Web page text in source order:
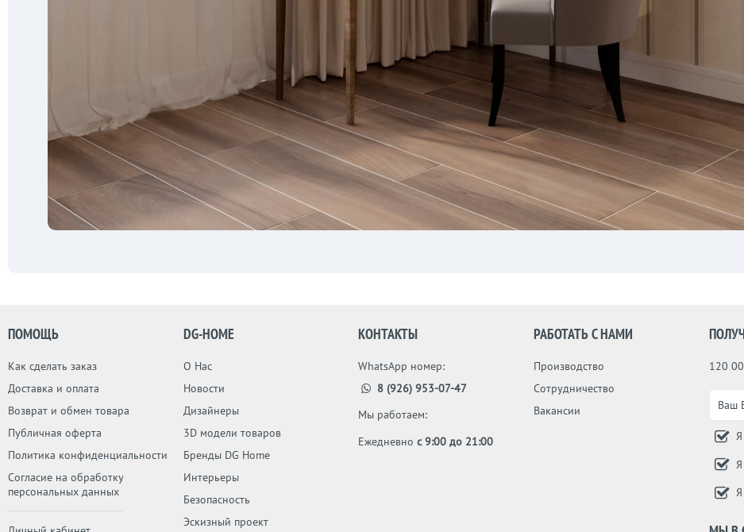
120
Я
Я
Я
ПОМОЩЬ
Как сделать заказ
Доставка и оплата
Возврат и обмен товара
Публичная оферта
Политика конфиденциальности
Согласие на обработку
персональных данных
DG-HOME
О Нас
Новости
Дизайнеры
3D модели товаров
Бренды DG Home
Интерьеры
Безопасность
Эскизный проект
КОНТАКТЫ
WhatsApp номер:
8 (926) 953-07-47
Мы работаем:
Ежедневнос 9:00 до 21:00
РАБОТАТЬ С НАМИ
Производство
Сотрудничество
Вакансии